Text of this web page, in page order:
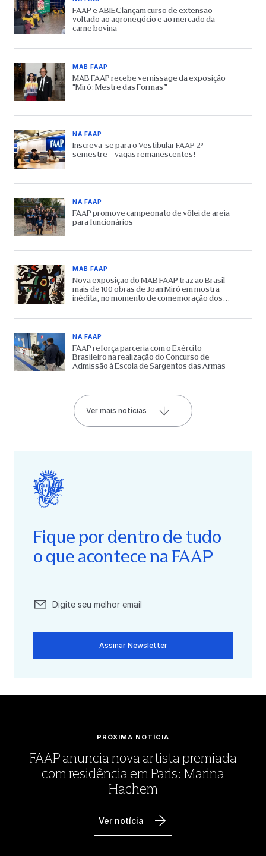
FAAP e ABIEC lançam curso de extensão
voltado ao agronegócio e ao mercado da
carne bovina
MAB FAAP
MAB FAAP recebe vernissage da exposição
“Miró: Mestre das Formas”
NA FAAP
Inscreva-se para o Vestibular FAAP 2º
semestre – vagas remanescentes!
NA FAAP
FAAP promove campeonato de vôlei de areia
para funcionários
MAB FAAP
Nova exposição do MAB FAAP traz ao Brasil
mais de 100 obras de Joan Miró em mostra
inédita, no momento de comemoração dos
NA FAAP
FAAP reforça parceria com o Exército
Brasileiro na realização do Concurso de
Admissão à Escola de Sargentos das Armas
Ver mais notícias
Fique por dentro de tudo
o que acontece na FAAP
Assinar Newsletter
PRÓXIMA NOTÍCIA
FAAP anuncia nova artista premiada
com residência em Paris: Marina
Hachem
Ver notícia